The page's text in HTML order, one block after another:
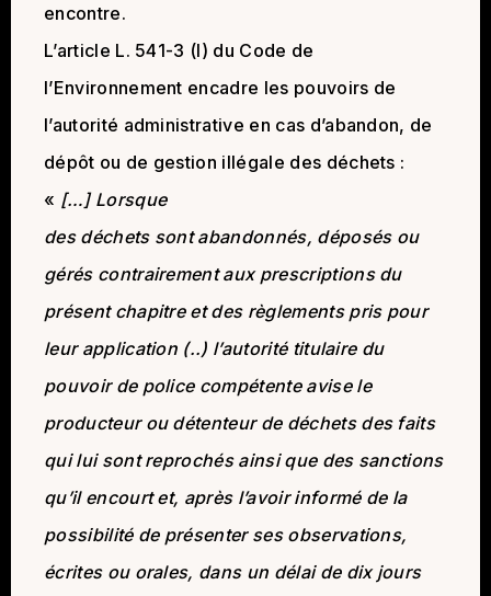
encontre.
L’article L. 541-3 (I) du Code de
l’Environnement encadre les pouvoirs de
l’autorité administrative en cas d’abandon, de
dépôt ou de gestion illégale des déchets :
« […] Lorsque
des déchets sont abandonnés, déposés ou
gérés contrairement aux prescriptions du
présent chapitre et des règlements pris pour
leur application (..) l’autorité titulaire du
pouvoir de police compétente avise le
producteur ou détenteur de déchets des faits
qui lui sont reprochés ainsi que des sanctions
qu’il encourt et, après l’avoir informé de la
possibilité de présenter ses observations,
écrites ou orales, dans un délai de dix jours